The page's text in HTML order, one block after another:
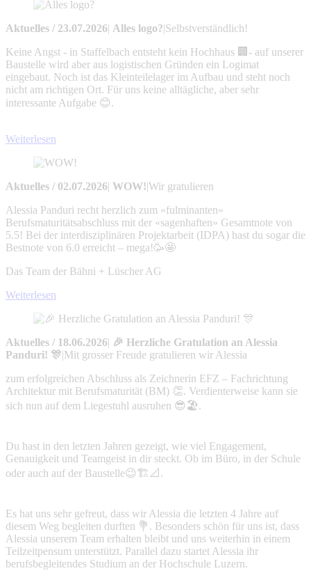
Aktuelles / 23.07.2026| Alles logo?|Selbstverständlich!
Keine Angst - in Staffelbach entsteht kein Hochhaus 🏢- auf unserer
Baustelle wird aber aus logistischen Gründen ein Logimat
eingebaut. Noch ist das Kleinteilelager im Aufbau und steht noch
nicht am richtigen Ort. Für uns keine alltägliche, aber sehr
interessante Aufgabe 😊.
Weiterlesen
Aktuelles / 02.07.2026| WOW!|Wir gratulieren
Alessia Panduri recht herzlich zum «fulminanten»
Berufsmaturitätsabschluss mit der «sagenhaften» Gesamtnote von
5.5! Bei der interdisziplinären Projektarbeit (IDPA) hast du sogar die
Bestnote von 6.0 erreicht – mega!🥳🤩
Das Team der Bähni + Lüscher AG
Weiterlesen
Aktuelles / 18.06.2026| 🎉 Herzliche Gratulation an Alessia
Panduri! 🎊|Mit grosser Freude gratulieren wir Alessia
zum erfolgreichen Abschluss als Zeichnerin EFZ – Fachrichtung
Architektur mit Berufsmaturität (BM) 👏. Verdienterweise kann sie
sich nun auf dem Liegestuhl ausruhen 😎🏖️.
Du hast in den letzten Jahren gezeigt, wie viel Engagement,
Genauigkeit und Teamgeist in dir steckt. Ob im Büro, in der Schule
oder auch auf der Baustelle😉🏗️📐.
Es hat uns sehr gefreut, dass wir Alessia die letzten 4 Jahre auf
diesem Weg begleiten durften 💐. Besonders schön für uns ist, dass
Alessia unserem Team erhalten bleibt und uns weiterhin in einem
Teilzeitpensum unterstützt. Parallel dazu startet Alessia ihr
berufsbegleitendes Studium an der Hochschule Luzern.